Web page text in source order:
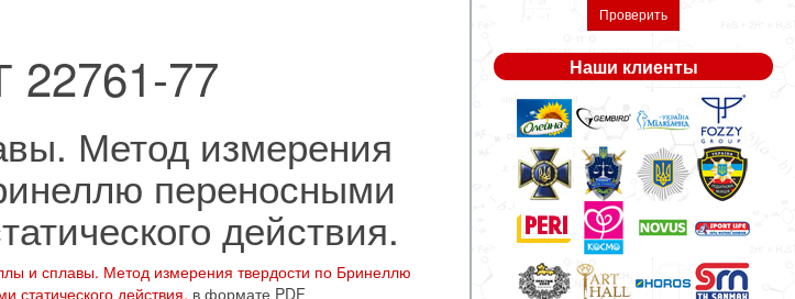
22761-77
Метод измерения
переносными
действия.
и сплавы. Метод измерения твердости по Бринеллю
статического действия. в формате PDF
Проверить
Наши клиенты